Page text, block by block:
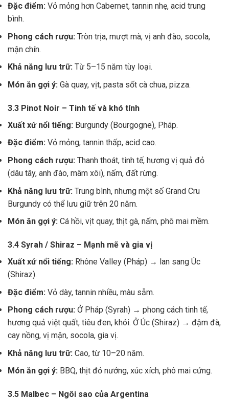
Đặc điểm: Vỏ mỏng hơn Cabernet, tannin nhẹ, acid trung
bình.
Phong cách rượu: Tròn trịa, mượt mà, vị anh đào, socola,
mận chín.
Khả năng lưu trữ: Từ 5–15 năm tùy loại.
Món ăn gợi ý: Gà quay, vịt, pasta sốt cà chua, pizza.
3.3 Pinot Noir – Tinh tế và khó tính
Xuất xứ nổi tiếng: Burgundy (Bourgogne), Pháp.
Đặc điểm: Vỏ mỏng, tannin thấp, acid cao.
Phong cách rượu: Thanh thoát, tinh tế, hương vị quả đỏ
(dâu tây, anh đào, mâm xôi), nấm, đất rừng.
Khả năng lưu trữ: Trung bình, nhưng một số Grand Cru
Burgundy có thể lưu giữ trên 20 năm.
Món ăn gợi ý: Cá hồi, vịt quay, thịt gà, nấm, phô mai mềm.
3.4 Syrah / Shiraz – Mạnh mẽ và gia vị
Xuất xứ nổi tiếng: Rhône Valley (Pháp) → lan sang Úc
(Shiraz).
Đặc điểm: Vỏ dày, tannin nhiều, màu sẫm.
Phong cách rượu: Ở Pháp (Syrah) → phong cách tinh tế,
hương quả việt quất, tiêu đen, khói. Ở Úc (Shiraz) → đậm đà,
cay nồng, vị mận, socola, gia vị.
Khả năng lưu trữ: Cao, từ 10–20 năm.
Món ăn gợi ý: BBQ, thịt đỏ nướng, xúc xích, phô mai cứng.
3.5 Malbec – Ngôi sao của Argentina